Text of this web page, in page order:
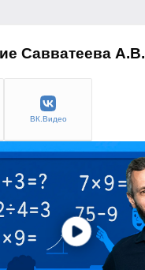
Савватеева А.В.
ВК.Видео